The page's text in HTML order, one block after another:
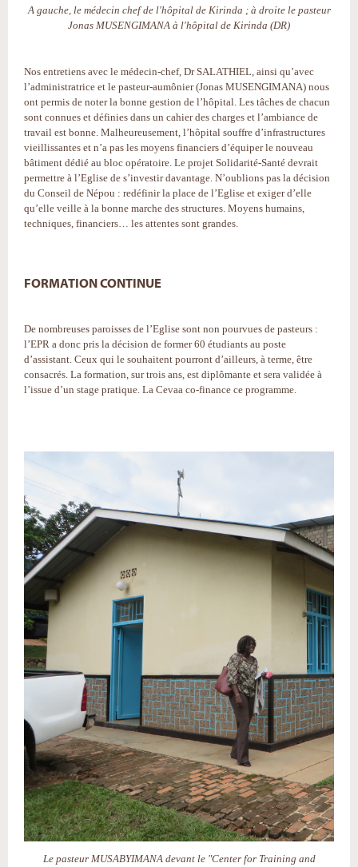
A gauche, le médecin chef de l'hôpital de Kirinda ; à droite le pasteur
Jonas MUSENGIMANA à l'hôpital de Kirinda (DR)
Nos entretiens avec le médecin-chef, Dr SALATHIEL, ainsi qu’avec
l’administratrice et le pasteur-aumônier (Jonas MUSENGIMANA) nous
ont permis de noter la bonne gestion de l’hôpital. Les tâches de chacun
sont connues et définies dans un cahier des charges et l’ambiance de
travail est bonne. Malheureusement, l’hôpital souffre d’infrastructures
vieillissantes et n’a pas les moyens financiers d’équiper le nouveau
bâtiment dédié au bloc opératoire. Le projet Solidarité-Santé devrait
permettre à l’Eglise de s’investir davantage. N’oublions pas la décision
du Conseil de Népou : redéfinir la place de l’Eglise et exiger d’elle
qu’elle veille à la bonne marche des structures. Moyens humains,
techniques, financiers… les attentes sont grandes.
FORMATION CONTINUE
De nombreuses paroisses de l’Eglise sont non pourvues de pasteurs :
l’EPR a donc pris la décision de former 60 étudiants au poste
d’assistant. Ceux qui le souhaitent pourront d’ailleurs, à terme, être
consacrés. La formation, sur trois ans, est diplômante et sera validée à
l’issue d’un stage pratique. La Cevaa co-finance ce programme.
Le pasteur MUSABYIMANA devant le "Center for Training and